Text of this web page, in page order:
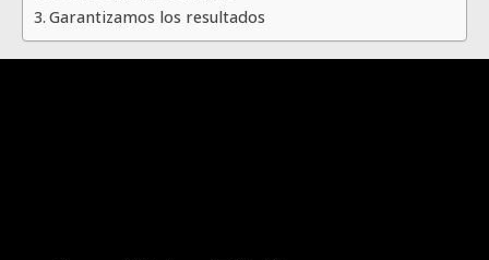
Garantizamos los resultados